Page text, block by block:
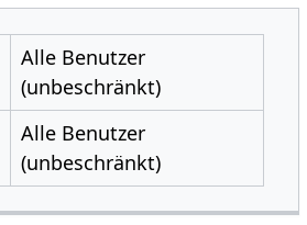
Alle Benutzer
(unbeschränkt)
Alle Benutzer
(unbeschränkt)